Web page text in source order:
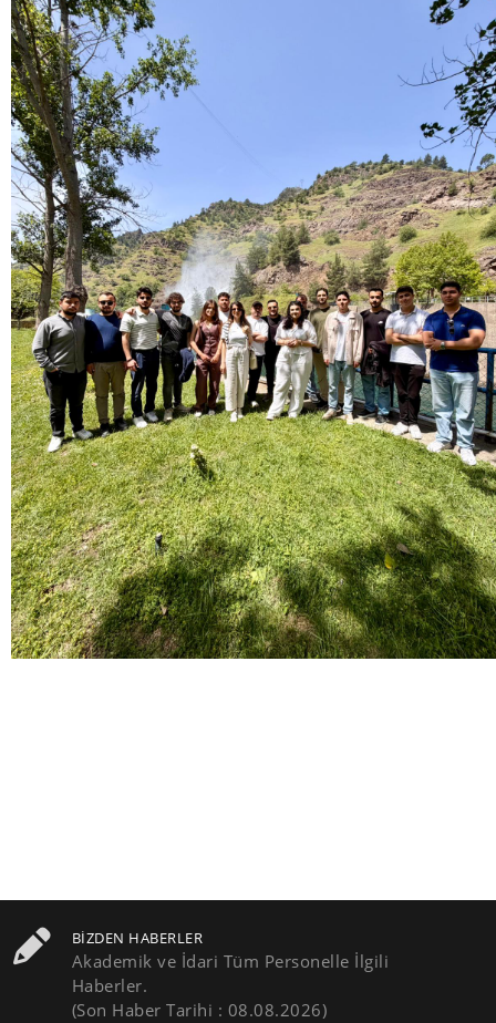
BIZDEN HABERLER
Akademik ve İdari Tüm Personelle İlgili
Haberler.
(Son Haber Tarihi : 08.08.2026)